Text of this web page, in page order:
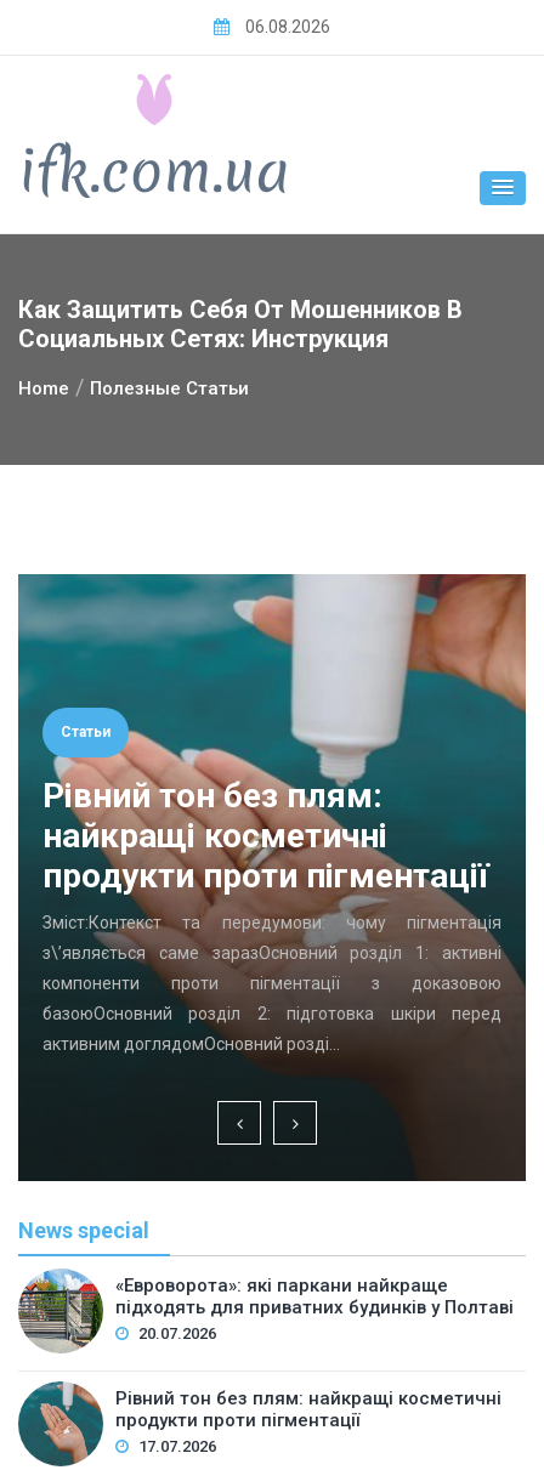
06.08.2026
Как Защитить Себя От Мошенников В
Социальных Сетях: Инструкция
Home Полезные Статьи
Статьи
Рівний тон без плям:
найкращі косметичні
продукти проти пігментації
Зміст:Контекст та передумови: чому пігментація
з\’являється саме заразОсновний розділ 1: активні
компоненти проти пігментації з доказовою
базоюОсновний розділ 2: підготовка шкіри перед
активним доглядомОсновний розді…
News special
«Евроворота»: які паркани найкраще
підходять для приватних будинків у Полтаві
20.07.2026
Рівний тон без плям: найкращі косметичні
продукти проти пігментації
17.07.2026